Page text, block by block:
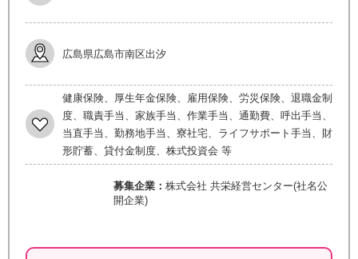
広島県広島市南区出汐
健康保険、厚生年金保険、雇用保険、労災保険、退職金制
度、職責手当、家族手当、作業手当、通勤費、呼出手当、
当直手当、勤務地手当、寮社宅、ライフサポート手当、財
形貯蓄、貸付金制度、株式投資会 等
募集企業： 株式会社 共栄経営センター(社名公
開企業)